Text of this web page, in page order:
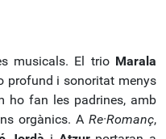
musicals. El trio Marala
profund i sonoritat menys
ho fan les padrines, amb
orgànics. A Re·Romanç,